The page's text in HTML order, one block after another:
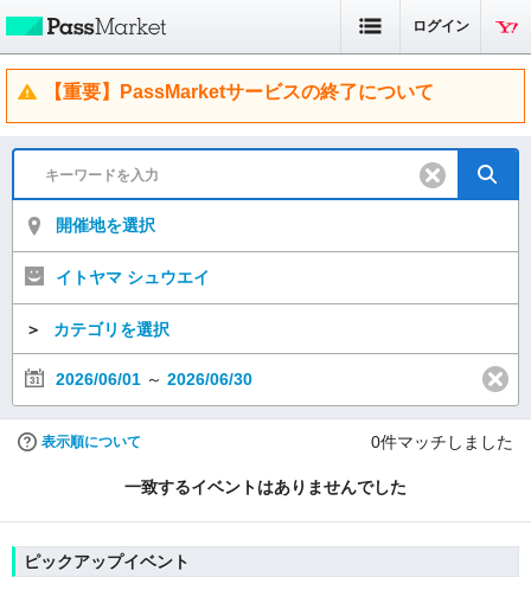
ログイン
【重要】PassMarketサービスの終了について
開催地を選択
イトヤマ シュウエイ
＞ カテゴリを選択
2026/06/01 ～ 2026/06/30
表示順について 0件マッチしました
一致するイベントはありませんでした
ピックアップイベント